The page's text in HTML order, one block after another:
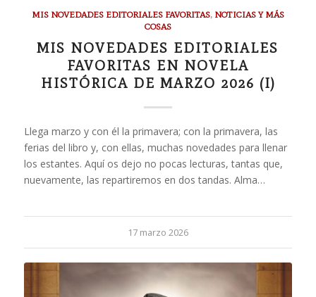
MIS NOVEDADES EDITORIALES FAVORITAS, NOTICIAS Y MÁS
COSAS
MIS NOVEDADES EDITORIALES
FAVORITAS EN NOVELA
HISTÓRICA DE MARZO 2026 (I)
Llega marzo y con él la primavera; con la primavera, las
ferias del libro y, con ellas, muchas novedades para llenar
los estantes. Aquí os dejo no pocas lecturas, tantas que,
nuevamente, las repartiremos en dos tandas. Alma…
17 marzo 2026